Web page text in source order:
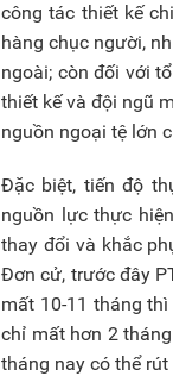
công tác thiết kế
hàng chục người,
ngoài; còn đối với
thiết kế và đội ngũ
nguồn ngoại tệ lớn
Đặc biệt, tiến độ
nguồn lực thực
thay đổi và khắc
Đơn cử, trước đây
mất 10-11 tháng
chỉ mất hơn 2
tháng nay có thể